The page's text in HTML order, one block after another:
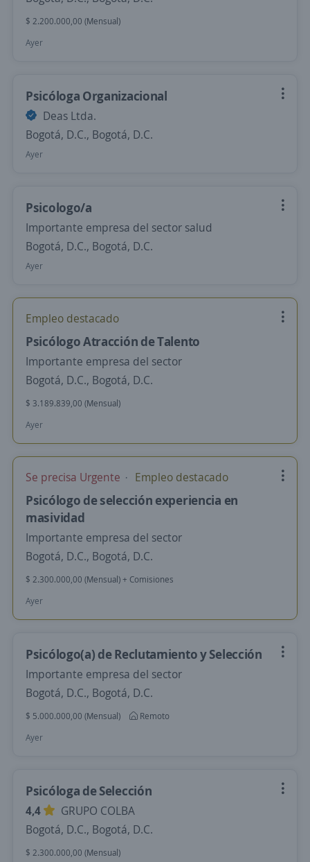
$ 2.200.000,00 (Mensual)
Ayer
Psicóloga Organizacional
Deas Ltda.
Bogotá, D.C., Bogotá, D.C.
Ayer
Psicologo/a
Importante empresa del sector salud
Bogotá, D.C., Bogotá, D.C.
Ayer
Empleo destacado
Psicólogo Atracción de Talento
Importante empresa del sector
Bogotá, D.C., Bogotá, D.C.
$ 3.189.839,00 (Mensual)
Ayer
Se precisa Urgente Empleo destacado
Psicólogo de selección experiencia en
masividad
Importante empresa del sector
Bogotá, D.C., Bogotá, D.C.
$ 2.300.000,00 (Mensual) + Comisiones
Ayer
Psicólogo(a) de Reclutamiento y Selección
Importante empresa del sector
Bogotá, D.C., Bogotá, D.C.
$ 5.000.000,00 (Mensual)
Remoto
Ayer
Psicóloga de Selección
4,4
GRUPO COLBA
Bogotá, D.C., Bogotá, D.C.
$ 2.300.000,00 (Mensual)